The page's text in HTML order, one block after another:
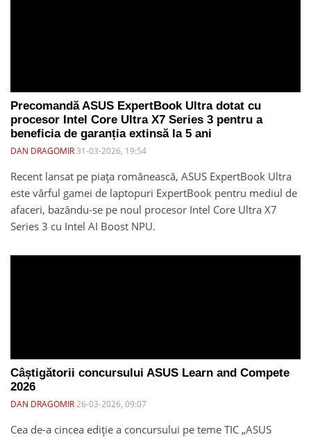
Precomandă ASUS ExpertBook Ultra dotat cu
procesor Intel Core Ultra X7 Series 3 pentru a
beneficia de garanția extinsă la 5 ani
DAN DRAGOMIR31-03-2026, 19:54
Recent lansat pe piața românească, ASUS ExpertBook Ultra
este vârful gamei de laptopuri ExpertBook pentru mediul de
afaceri, bazându-se pe noul procesor Intel Core Ultra X7
Series 3 cu Intel AI Boost NPU.
Câștigătorii concursului ASUS Learn and Compete
2026
DAN DRAGOMIR26-03-2026, 09:07
Cea de-a cincea ediție a concursului pe teme TIC „ASUS